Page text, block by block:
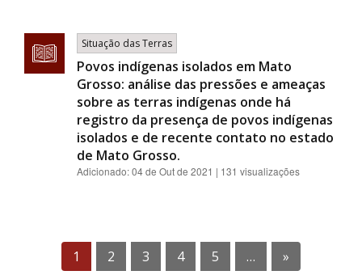
Situação das Terras
Povos indígenas isolados em Mato
Grosso: análise das pressões e ameaças
sobre as terras indígenas onde há
registro da presença de povos indígenas
isolados e de recente contato no estado
de Mato Grosso.
Adicionado:04 de Out de 2021 | 131 visualizações
1 2 3 4 5 … »